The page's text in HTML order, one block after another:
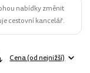
nabídky změnit
cestovní kancelář.
Cena (od nejnižší)